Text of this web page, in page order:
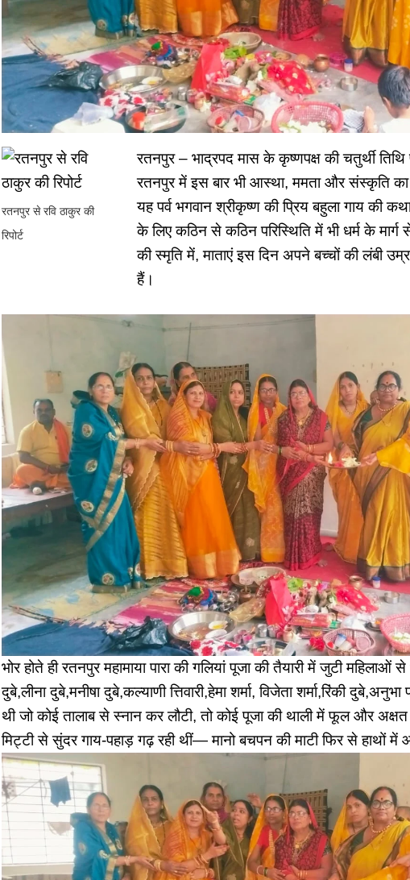
रतनपुर से रवि ठाकुर की
रिपोर्ट
रतनपुर – भाद्रपद मास के कृष्णपक्ष की चतुर्थी तिथि
रतनपुर में इस बार भी आस्था, ममता और संस्कृति
यह पर्व भगवान श्रीकृष्ण की प्रिय बहुला गाय की
के लिए कठिन से कठिन परिस्थिति में भी धर्म के
की स्मृति में, माताएं इस दिन अपने बच्चों की लंबी
हैं।
भोर होते ही रतनपुर महामाया पारा की गलियां पूजा की तैयारी में जुटी
दुबे,लीना दुबे,मनीषा दुबे,कल्याणी त्तिवारी,हेमा शर्मा, विजेता शर्मा,रिंकी
थी जो कोई तालाब से स्नान कर लौटी, तो कोई पूजा की थाली में फूल और
मिट्टी से सुंदर गाय-पहाड़ गढ़ रही थीं— मानो बचपन की माटी फिर से हाथों में